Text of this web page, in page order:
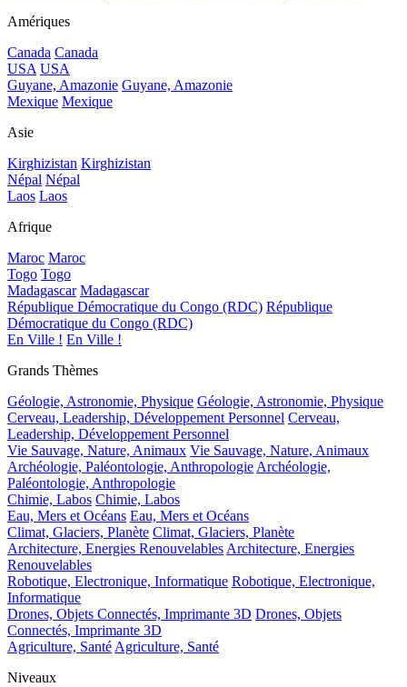
Amériques
Canada Canada
USA USA
Guyane, Amazonie Guyane, Amazonie
Mexique Mexique
Asie
Kirghizistan Kirghizistan
Népal Népal
Laos Laos
Afrique
Maroc Maroc
Togo Togo
Madagascar Madagascar
République Démocratique du Congo (RDC) République
Démocratique du Congo (RDC)
En Ville ! En Ville !
Grands Thèmes
Géologie, Astronomie, Physique Géologie, Astronomie, Physique
Cerveau, Leadership, Développement Personnel Cerveau,
Leadership, Développement Personnel
Vie Sauvage, Nature, Animaux Vie Sauvage, Nature, Animaux
Archéologie, Paléontologie, AnthropologieArchéologie,
Paléontologie, Anthropologie
Chimie, Labos Chimie, Labos
Eau, Mers et Océans Eau, Mers et Océans
Climat, Glaciers, Planète Climat, Glaciers, Planète
Architecture, Energies RenouvelablesArchitecture, Energies
Renouvelables
Robotique, Electronique, Informatique Robotique, Electronique,
Informatique
Drones, Objets Connectés, Imprimante 3D Drones, Objets
Connectés, Imprimante 3D
Agriculture, SantéAgriculture, Santé
Niveaux